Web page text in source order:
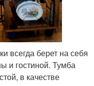
всегда берет на себя
и гостиной. Тумба
в качестве